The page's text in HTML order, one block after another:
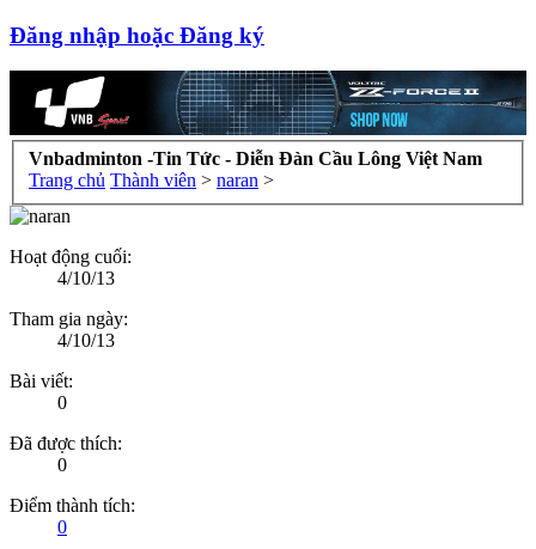
Đăng nhập hoặc Đăng ký
Vnbadminton -Tin Tức - Diễn Đàn Cầu Lông Việt Nam
Trang chủ Thành viên > naran >
Hoạt động cuối:
4/10/13
Tham gia ngày:
4/10/13
Bài viết:
0
Đã được thích:
0
Điểm thành tích:
0